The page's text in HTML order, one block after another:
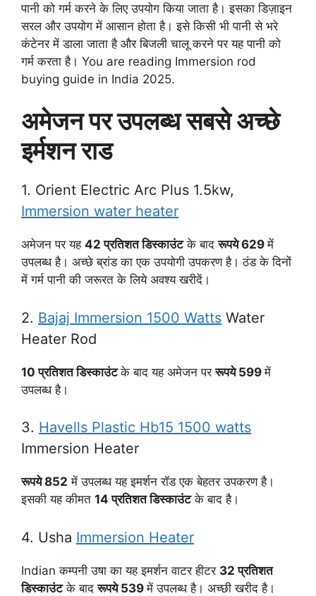
पानी को गर्म करने के लिए उपयोग किया जाता है। इसका डिज़ाइन
सरल और उपयोग में आसान होता है। इसे किसी भी पानी से भरे
कंटेनर में डाला जाता है और बिजली चालू करने पर यह पानी को
गर्म करता है। You are reading Immersion rod
buying guide in India 2025.
अमेजन पर उपलब्ध सबसे अच्छे
इर्मशन राड
1. Orient Electric Arc Plus 1.5kw,
Immersion water heater
अमेजन पर यह 42 प्रतिशत डिस्काउंटके बादरूपये 629में
उपलब्ध है। अच्छे ब्रांड का एक उपयोगी उपकरण है। ठंड के दिनों
में गर्म पानी की जरूरत के लिये अवश्य खरीदें।
2. Bajaj Immersion 1500 Watts Water
Heater Rod
10 प्रतिशत डिस्काउंटके बाद यह अमेजन पररूपये 599में
उपलब्ध है।
3. Havells Plastic Hb15 1500 watts
Immersion Heater
रूपये 852 में उपलब्ध यह इमर्शन रॉड एक बेहतर उपकरण है।
इसकी यह कीमत 14 प्रतिशत डिस्काउंटके बाद है।
4. Usha Immersion Heater
Indian कम्पनी उषा का यह इमर्शन वाटर हीटर 32 प्रतिशत
डिस्काउंटके बादरूपये 539में उपलब्ध है। अच्छी खरीद है।